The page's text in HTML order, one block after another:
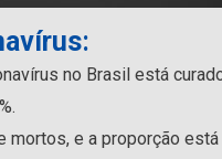
:
no Brasil está
e a proporção está